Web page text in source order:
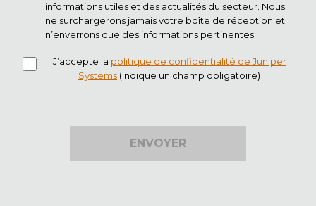
informations utiles et des actualités du secteur. Nous
ne surchargerons jamais votre boîte de réception et
n’enverrons que des informations pertinentes.
J’accepte la politique de confidentialité de Juniper
Systems (Indique un champ obligatoire)
ENVOYER